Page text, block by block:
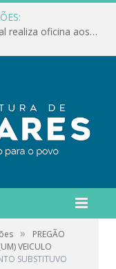
Conselho Municipal de Assistência Social realiza oficina aos servidores
»
PREGÃO
VEICULO
SUBSTITUVO